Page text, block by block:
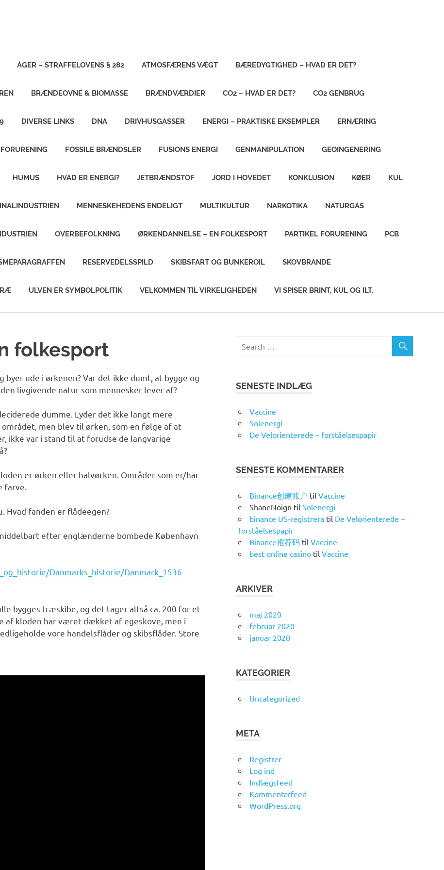
ÅGER – STRAFFELOVENS § 282 ATMOSFÆRENS VÆGT BÆREDYGTIGHED – HVAD ER DET?
BRÆNDEOVNE & BIOMASSE BRÆNDVÆRDIER CO2 – HVAD ER DET? CO2 GENBRUG
DIVERSE LINKS DNA DRIVHUSGASSER ENERGI – PRAKTISKE EKSEMPLER ERNÆRING
FORURENING FOSSILE BRÆNDSLER FUSIONS ENERGI GENMANIPULATION GEOINGENERING
HUMUS HVAD ER ENERGI? JETBRÆNDSTOF JORD I HOVEDET KONKLUSION KØER KUL
MENNESKEHEDENS ENDELIGT MULTIKULTUR NARKOTIKA NATURGAS
OVERBEFOLKNING ØRKENDANNELSE – EN FOLKESPORT PARTIKEL FORURENING PCB
RESERVEDELSSPILD SKIBSFART OG BUNKEROIL SKOVBRANDE
ULVEN ER SYMBOLPOLITIK VELKOMMEN TIL VIRKELIGHEDEN VI SPISER BRINT, KUL OG ILT.
folkesport
ude i ørkenen? Var det ikke dumt, at bygge og
livgivende natur som mennesker lever af?
dumme. Lyder det ikke langt mere
men blev til ørken, som en følge af at
ikke var i stand til at forudse de langvarige
er ørken eller halvørken. Områder som er/har
Hvad fanden er flådeegen?
efter englænderne bombede København
Danmarks_historie/Danmark_1536-
bygges træskibe, og det tager altså ca. 200 for et
af kloden har været dækket af egeskove, men i
vore handelsflåder og skibsflåder. Store
SENESTE INDLÆG
Vaccine
Solenergi
De Velorienterede – forståelsespapir
SENESTE KOMMENTARER
Binance创建账户 til Vaccine
ShaneNoign til Solenergi
binance US-registrera til De Velorienterede –
forståelsespapir
Binance推荐码 til Vaccine
best online casino til Vaccine
ARKIVER
maj 2020
februar 2020
januar 2020
KATEGORIER
Uncategorized
META
Registrer
Log ind
Indlægsfeed
Kommentarfeed
WordPress.org